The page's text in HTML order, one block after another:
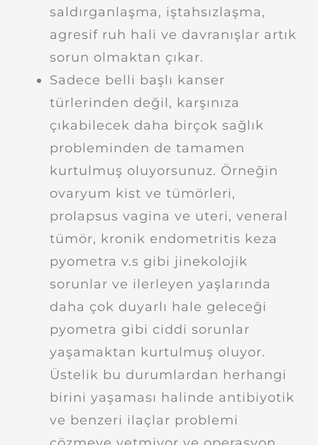
saldırganlaşma, iştahsızlaşma,
agresif ruh hali ve davranışlar artık
sorun olmaktan çıkar.
Sadece belli başlı kanser
türlerinden değil, karşınıza
çıkabilecek daha birçok sağlık
probleminden de tamamen
kurtulmuş oluyorsunuz. Örneğin
ovaryum kist ve tümörleri,
prolapsus vagina ve uteri, veneral
tümör, kronik endometritis keza
pyometra v.s gibi jinekolojik
sorunlar ve ilerleyen yaşlarında
daha çok duyarlı hale geleceği
pyometra gibi ciddi sorunlar
yaşamaktan kurtulmuş oluyor.
Üstelik bu durumlardan herhangi
birini yaşaması halinde antibiyotik
ve benzeri ilaçlar problemi